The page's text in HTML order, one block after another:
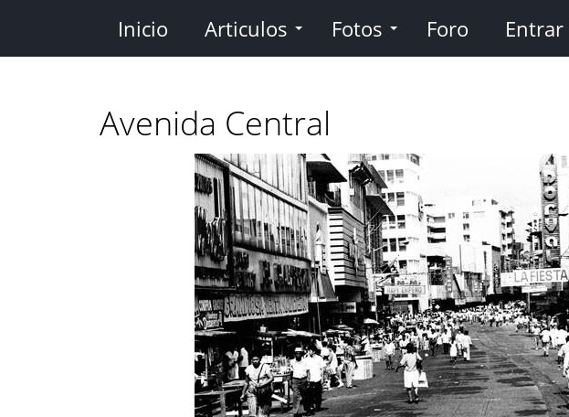
contenido
Inicio Articulos Fotos Foro Entrar
Avenida Central